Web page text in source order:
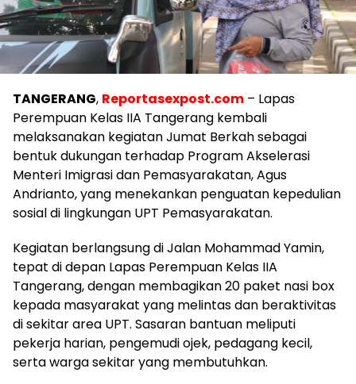
TANGERANG, Reportasexpost.com – Lapas
Perempuan Kelas IIA Tangerang kembali
melaksanakan kegiatan Jumat Berkah sebagai
bentuk dukungan terhadap Program Akselerasi
Menteri Imigrasi dan Pemasyarakatan, Agus
Andrianto, yang menekankan penguatan kepedulian
sosial di lingkungan UPT Pemasyarakatan.
Kegiatan berlangsung di Jalan Mohammad Yamin,
tepat di depan Lapas Perempuan Kelas IIA
Tangerang, dengan membagikan 20 paket nasi box
kepada masyarakat yang melintas dan beraktivitas
di sekitar area UPT. Sasaran bantuan meliputi
pekerja harian, pengemudi ojek, pedagang kecil,
serta warga sekitar yang membutuhkan.